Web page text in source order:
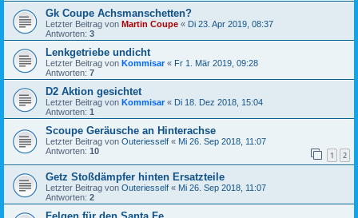
Gk Coupe Achsmanschetten?
Letzter Beitrag von Martin Coupe « Di 23. Apr 2019, 08:37
Antworten: 3
Lenkgetriebe undicht
Letzter Beitrag von Kommisar« Fr 1. Mär 2019, 09:28
Antworten: 7
D2 Aktion gesichtet
Letzter Beitrag von Kommisar « Di 18. Dez 2018, 15:04
Antworten: 1
Scoupe Geräusche an Hinterachse
Letzter Beitrag von Outeriesself « Mi 26. Sep 2018, 11:07
Antworten: 10 1 2
Getz Stoßdämpfer hinten Ersatzteile
Letzter Beitrag von Outeriesself « Mi 26. Sep 2018, 11:07
Antworten: 2